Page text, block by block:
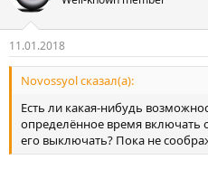
11.01.2018
Novossyol сказал(а):
Есть ли какая-нибудь
определённое время включать
его выключать? Пока не